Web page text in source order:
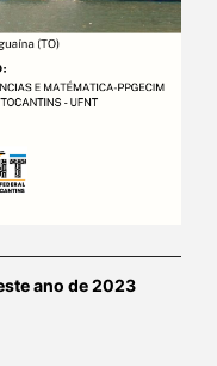
ano de 2023